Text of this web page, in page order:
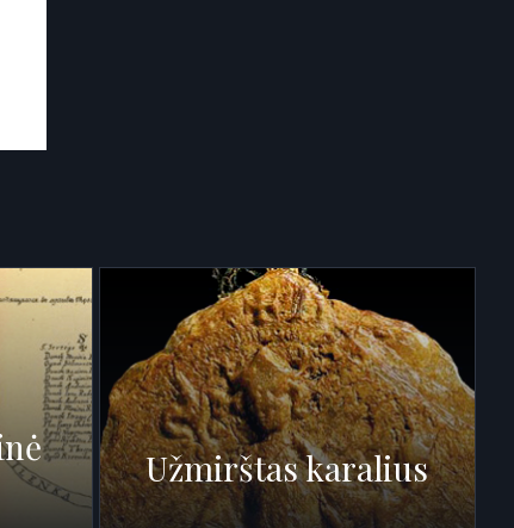
Užmirštas karalius